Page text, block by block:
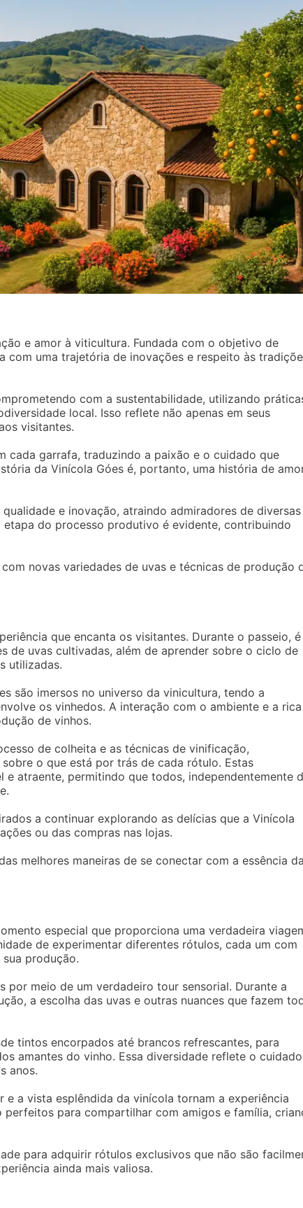
e amor à viticultura. Fundada com o objetivo de
com uma trajetória de inovações e respeito às
com a sustentabilidade, utilizando
local. Isso reflete não apenas em seus
visitantes.
cada garrafa, traduzindo a paixão e o cuidado que
da Vinícola Góes é, portanto, uma história de
e inovação, atraindo admiradores de diversas
do processo produtivo é evidente, contribuindo
novas variedades de uvas e técnicas de produção
que encanta os visitantes. Durante o passeio, é
de uvas cultivadas, além de aprender sobre o ciclo de
utilizadas.
são imersos no universo da vinicultura, tendo a
os vinhedos. A interação com o ambiente e a rica
de vinhos.
de colheita e as técnicas de vinificação,
o que está por trás de cada rótulo. Estas
atraente, permitindo que todos, independentemente
a continuar explorando as delícias que a Vinícola
ou das compras nas lojas.
melhores maneiras de se conectar com a essência da
especial que proporciona uma verdadeira
de experimentar diferentes rótulos, cada um com
produção.
por meio de um verdadeiro tour sensorial. Durante a
a escolha das uvas e outras nuances que fazem
tintos encorpados até brancos refrescantes, para
amantes do vinho. Essa diversidade reflete o
anos.
a vista esplêndida da vinícola tornam a experiência
perfeitos para compartilhar com amigos e família,
para adquirir rótulos exclusivos que não são
ainda mais valiosa.